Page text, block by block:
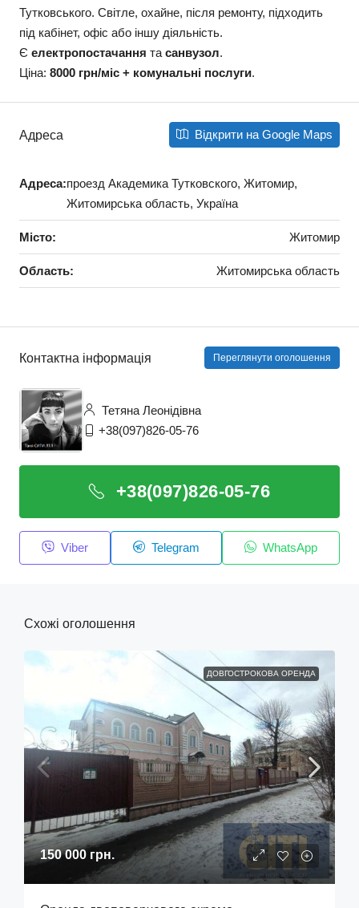
Тутковського. Світле, охайне, після ремонту, підходить
під кабінет, офіс або іншу діяльність.
Є електропостачання та санвузол.
Ціна: 8000 грн/міс + комунальні послуги.
Адреса Відкрити на Google Maps
Адреса:проезд Академика Тутковского, Житомир,
Житомирська область, Україна
Місто: Житомир
Область: Житомирська область
Контактна інформація Переглянути оголошення
Тетяна Леонідівна
+38(097)826-05-76
+38(097)826-05-76
Viber Telegram WhatsApp
Схожі оголошення
ДОВГОСТРОКОВА ОРЕНДА
150 000 грн.